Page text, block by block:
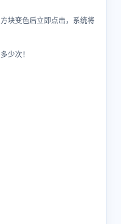
块变色后立即点击，系统将
少次！